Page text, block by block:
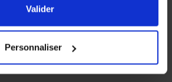
de notre site ainsi que ceux de
pouvez également choisir les
Valider
Personnaliser
à 12h00 et de 13h30 à 17h30.
via notre formulaire dédié,
plaisir de vous répondre dans les